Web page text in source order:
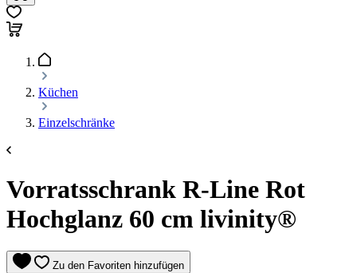
Küchen
Einzelschränke
Vorratsschrank R-Line Rot
Hochglanz 60 cm livinity®
Zu den Favoriten hinzufügen